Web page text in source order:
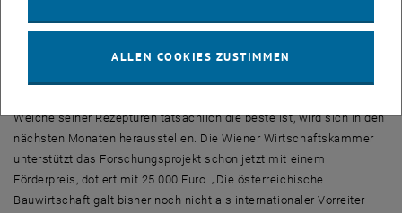
Gussasphalt verarbeitet wird, verdampfen aus dem Bitumen
nämlich verstärkt polyzyklische aromatische Kohlenwasserstoffe,
Welche seiner Rezepturen tatsächlich die beste ist, wird sich in den
nächsten Monaten herausstellen. Die Wiener Wirtschaftskammer
unterstützt das Forschungsprojekt schon jetzt mit einem
Förderpreis, dotiert mit 25.000 Euro. „Die österreichische
Bauwirtschaft galt bisher noch nicht als internationaler Vorreiter
ALLEN COOKIES ZUSTIMMEN